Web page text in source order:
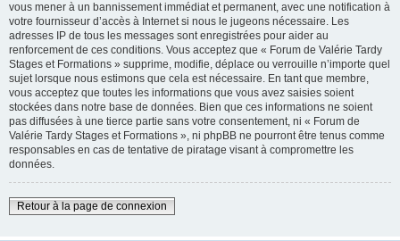
vous mener à un bannissement immédiat et permanent, avec une notification à
votre fournisseur d’accès à Internet si nous le jugeons nécessaire. Les
adresses IP de tous les messages sont enregistrées pour aider au
renforcement de ces conditions. Vous acceptez que « Forum de Valérie Tardy
Stages et Formations » supprime, modifie, déplace ou verrouille n’importe quel
sujet lorsque nous estimons que cela est nécessaire. En tant que membre,
vous acceptez que toutes les informations que vous avez saisies soient
stockées dans notre base de données. Bien que ces informations ne soient
pas diffusées à une tierce partie sans votre consentement, ni « Forum de
Valérie Tardy Stages et Formations », ni phpBB ne pourront être tenus comme
responsables en cas de tentative de piratage visant à compromettre les
données.
Retour à la page de connexion